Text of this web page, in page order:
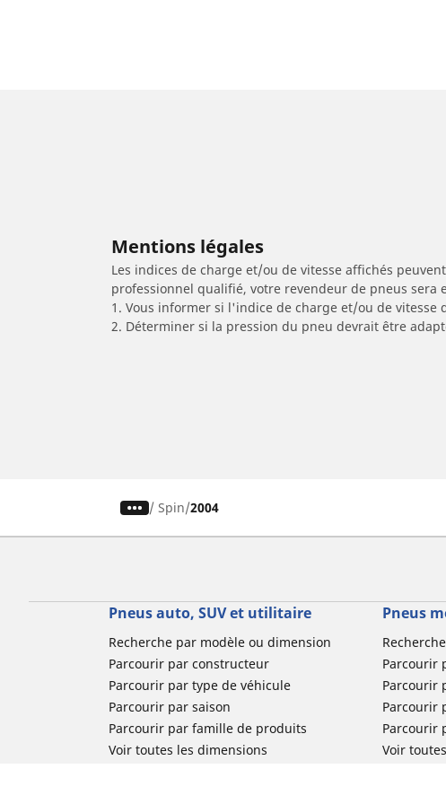
Mentions légales
Les indices de charge et/ou de vitesse affichés
professionnel qualifié, votre revendeur de pneus sera
1. Vous informer si l'indice de charge et/ou de
2. Déterminer si la pression du pneu devrait être
/ Spin 2004
Pneus auto, SUV et utilitaire
Recherche par modèle ou dimension
Parcourir par constructeur
Parcourir par type de véhicule
Parcourir par saison
Parcourir par famille de produits
Voir toutes les dimensions
Pneus
Parcourir
Parcourir
Parcourir
Parcourir
Voir